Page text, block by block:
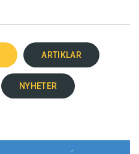
ARTIKLAR
NYHETER